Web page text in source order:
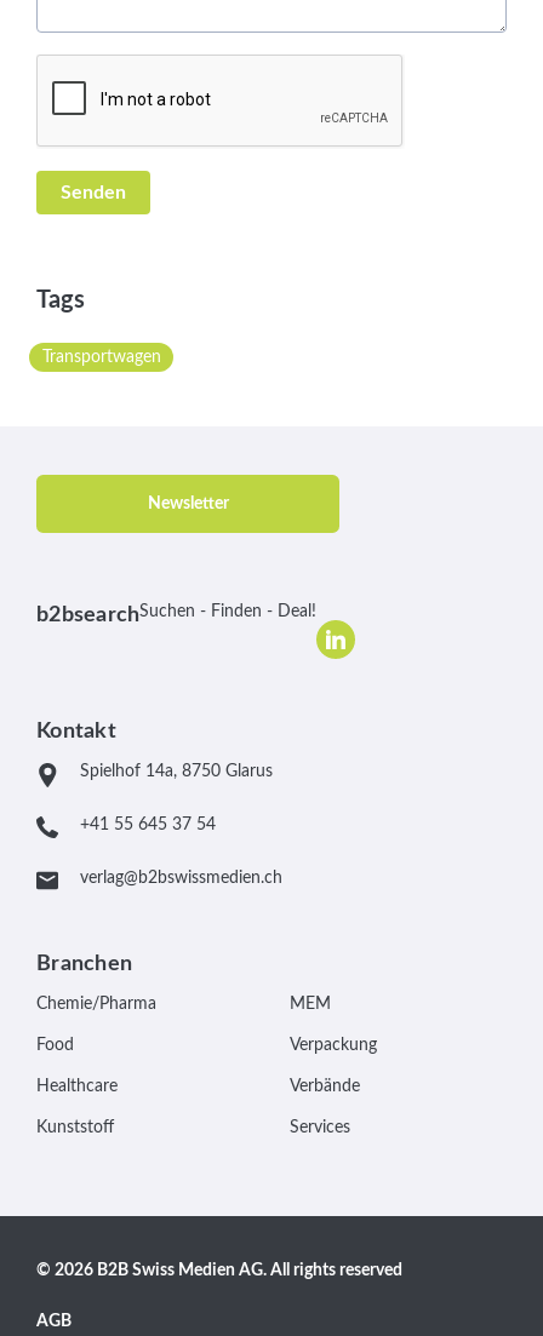
Tags
Transportwagen
Newsletter
b2bsearchSuchen - Finden - Deal!
Kontakt
Spielhof 14a, 8750 Glarus
+41 55 645 37 54
verlag@b2bswissmedien.ch
Branchen
Chemie/Pharma
Food
Healthcare
Kunststoff
MEM
Verpackung
Verbände
Services
© 2026 B2B Swiss Medien AG. All rights reserved
AGB